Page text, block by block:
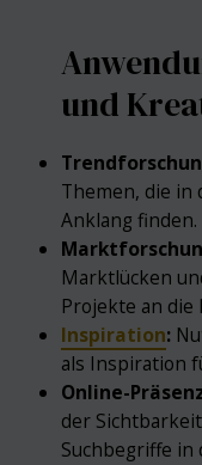
und
Themen, die in
Anklang finden.
Marktlücken
Projekte an die
Inspiration:
als Inspiration
Online-
der
Suchbegriffe in